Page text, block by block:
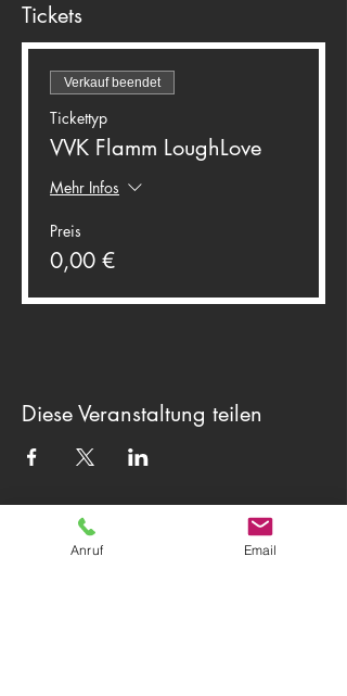
Tickets
Verkauf beendet
Tickettyp
VVK Flamm LoughLove
Mehr Infos
Preis
0,00 €
Diese Veranstaltung teilen
Theater Herwegh
83512 Wasserburg am Inn
0174 9796191
Anruf Email